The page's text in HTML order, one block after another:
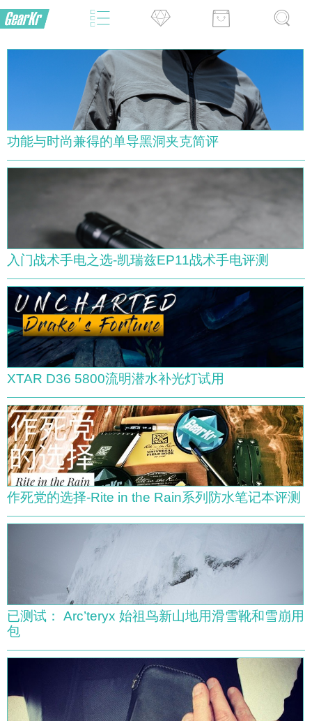
功能与时尚兼得的单导黑洞夹克简评
入门战术手电之选-凯瑞兹EP11战术手电评测
XTAR D36 5800流明潜水补光灯试用
作死党的选择-Rite in the Rain系列防水笔记本评测
已测试： Arc’teryx 始祖鸟新山地用滑雪靴和雪崩用
包